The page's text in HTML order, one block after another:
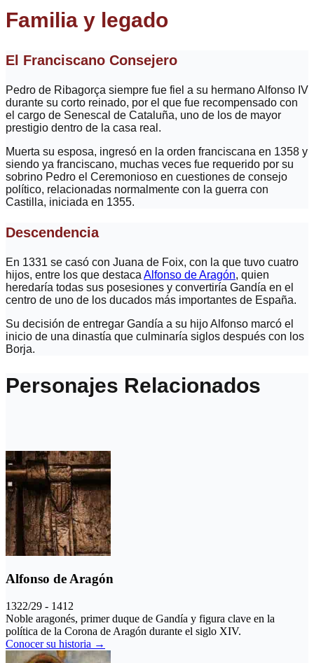
Familia y legado
El Franciscano Consejero
Pedro de Ribagorça siempre fue fiel a su hermano Alfonso IV
durante su corto reinado, por el que fue recompensado con
el cargo de Senescal de Cataluña, uno de los de mayor
prestigio dentro de la casa real.
Muerta su esposa, ingresó en la orden franciscana en 1358 y
siendo ya franciscano, muchas veces fue requerido por su
sobrino Pedro el Ceremonioso en cuestiones de consejo
político, relacionadas normalmente con la guerra con
Castilla, iniciada en 1355.
Descendencia
En 1331 se casó con Juana de Foix, con la que tuvo cuatro
hijos, entre los que destaca Alfonso de Aragón, quien
heredaría todas sus posesiones y convertiría Gandía en el
centro de uno de los ducados más importantes de España.
Su decisión de entregar Gandía a su hijo Alfonso marcó el
inicio de una dinastía que culminaría siglos después con los
Borja.
Personajes Relacionados
Alfonso de Aragón
1322/29 - 1412
Noble aragonés, primer duque de Gandía y figura clave en la
política de la Corona de Aragón durante el siglo XIV.
Conocer su historia →